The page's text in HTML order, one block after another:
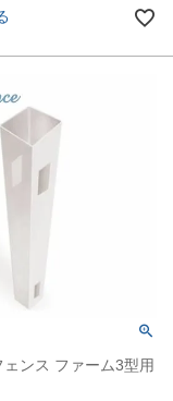
ェンス ファーム3型用